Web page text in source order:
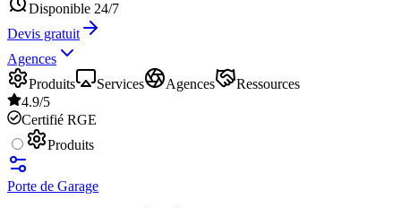
Disponible 24/7
Devis gratuit
Agences
Produits
Services Agences
Ressources
4.9/5
Certifié RGE
Produits
Porte de Garage